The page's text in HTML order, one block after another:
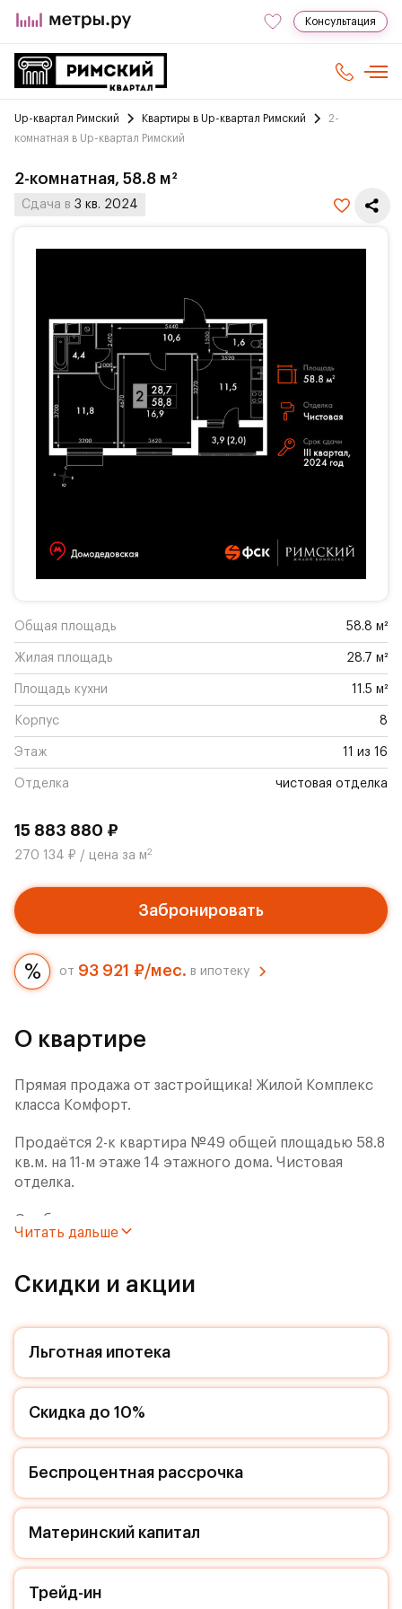
Консультация
Up-квартал Римский Квартиры в Up-квартал Римский
2-
комнатная в Up-квартал Римский
2-комнатная, 58.8 м²
Сдача в 3 кв. 2024
Общая площадь 58.8 м²
Жилая площадь 28.7 м²
Площадь кухни 11.5 м²
Корпус 8
Этаж 11 из 16
Отделка чистовая отделка
15 883 880 ₽
270 134 ₽ / цена за м2
Забронировать
от 93 921 ₽/мес. в ипотеку
О квартире
Прямая продажа от застройщика! Жилой Комплекс
класса Комфорт.
Продаётся 2-к квартира №49 общей площадью 58.8
кв.м. на 11-м этаже 14 этажного дома. Чистовая
отделка.
Особенности:
придется ломать голову, как разместить все
необходимое!
- Для ЖК Римский доступна Ипотека 0,01%
Квартира с чистовой отделкой. Раскройте свою
индивидуальность в создании своего уникального
проекта, а трудоемкий ремонт мы возьмем на себя!
Вы идете в ногу со временем и предпочитаете
современные, универсальные дизайнерские
решения? Или вы любитель строгой лаконичной
классики? Тогда наши интерьеры придутся вам по
душе! Выбирайте то, что ближе лично Вам и
реализуйте свои задумки вместе с нами!
Расположение комплекса:
Читать дальше
Скидки и акции
Льготная ипотека
Скидка до 10%
Беспроцентная рассрочка
Материнский капитал
Трейд-ин